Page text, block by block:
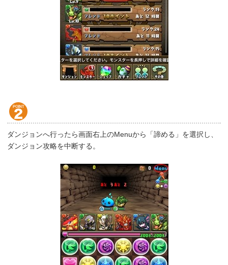
ダンジョンへ行ったら画面右上のMenuから「諦める」を選択し、
ダンジョン攻略を中断する。